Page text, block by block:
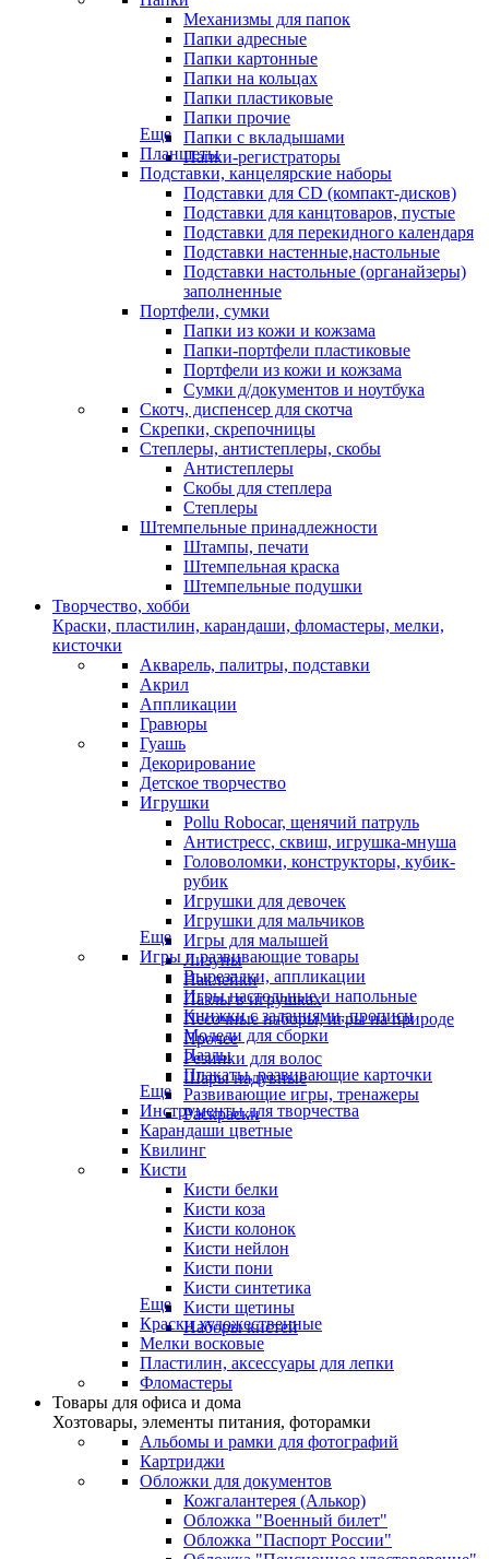
Механизмы для папок
Папки адресные
Папки картонные
Папки на кольцах
Папки пластиковые
Папки прочие
Папки с вкладышами
Папки-регистраторы
Еще
Планшеты
Подставки, канцелярские наборы
Подставки для CD (компакт-дисков)
Подставки для канцтоваров, пустые
Подставки для перекидного календаря
Подставки настенные,настольные
Подставки настольные (органайзеры)
заполненные
Портфели, сумки
Папки из кожи и кожзама
Папки-портфели пластиковые
Портфели из кожи и кожзама
Сумки д/документов и ноутбука
Скотч, диспенсер для скотча
Скрепки, скрепочницы
Степлеры, антистеплеры, скобы
Антистеплеры
Скобы для степлера
Степлеры
Штемпельные принадлежности
Штампы, печати
Штемпельная краска
Штемпельные подушки
Творчество, хобби
Краски, пластилин, карандаши, фломастеры, мелки,
кисточки
Акварель, палитры, подставки
Акрил
Аппликации
Гравюры
Гуашь
Декорирование
Детское творчество
Игрушки
Pollu Robocar, щенячий патруль
Антистресс, сквиш, игрушка-мнуша
Головоломки, конструкторы, кубик-
рубик
Игрушки для девочек
Игрушки для мальчиков
Игры для малышей
Лизуны
Наклейки
Пазлы в игрушках
Песочные наборы, игры на природе
Прочее
Резинки для волос
Шары надувные
Еще
Игры и развивающие товары
Вырезалки, аппликации
Игры настольные и напольные
Книжки с заданиями, прописи
Модели для сборки
Пазлы
Плакаты, развивающие карточки
Развивающие игры, тренажеры
Раскраски
Еще
Инструменты для творчества
Карандаши цветные
Квилинг
Кисти
Кисти белки
Кисти коза
Кисти колонок
Кисти нейлон
Кисти пони
Кисти синтетика
Кисти щетины
Наборы кистей
Еще
Краски художественные
Мелки восковые
Пластилин, аксессуары для лепки
Фломастеры
Товары для офиса и дома
Хозтовары, элементы питания, фоторамки
Альбомы и рамки для фотографий
Картриджи
Обложки для документов
Кожгалантерея (Алькор)
Обложка "Военный билет"
Обложка "Паспорт России"